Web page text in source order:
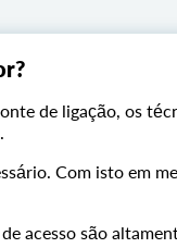
de ligação, os
Com isto em
acesso são